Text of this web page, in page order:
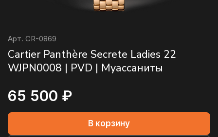
Арт. CR-0869
Cartier Panthère Secrete Ladies 22
WJPN0008 | PVD | Муассаниты
65 500 ₽
В корзину